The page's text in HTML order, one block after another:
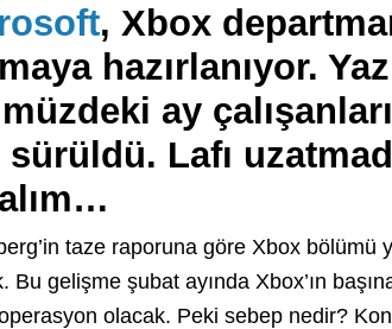
, Xbox
hazırlanıyor.
ay
sürüldü. Lafı
taze raporuna göre Xbox bölümü
Bu gelişme şubat ayında Xbox’ın
olacak. Peki sebep nedir?